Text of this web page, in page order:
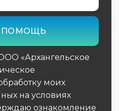
«Архангельское
моих
на условиях
ознакомление